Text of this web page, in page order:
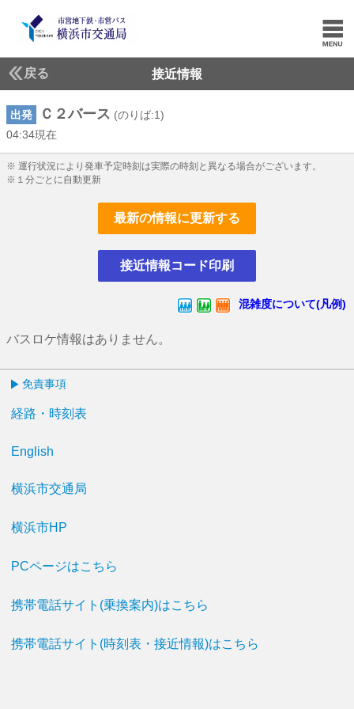
戻る 接近情報
出発 Ｃ２バース (のりば:1)
04:34現在
※ 運行状況により発車予定時刻は実際の時刻と異なる場合がございます。
※１分ごとに自動更新
最新の情報に更新する
接近情報コード印刷
混雑度について(凡例)
バスロケ情報はありません。
免責事項
経路・時刻表
English
横浜市交通局
横浜市HP
PCページはこちら
携帯電話サイト(乗換案内)はこちら
携帯電話サイト(時刻表・接近情報)はこちら